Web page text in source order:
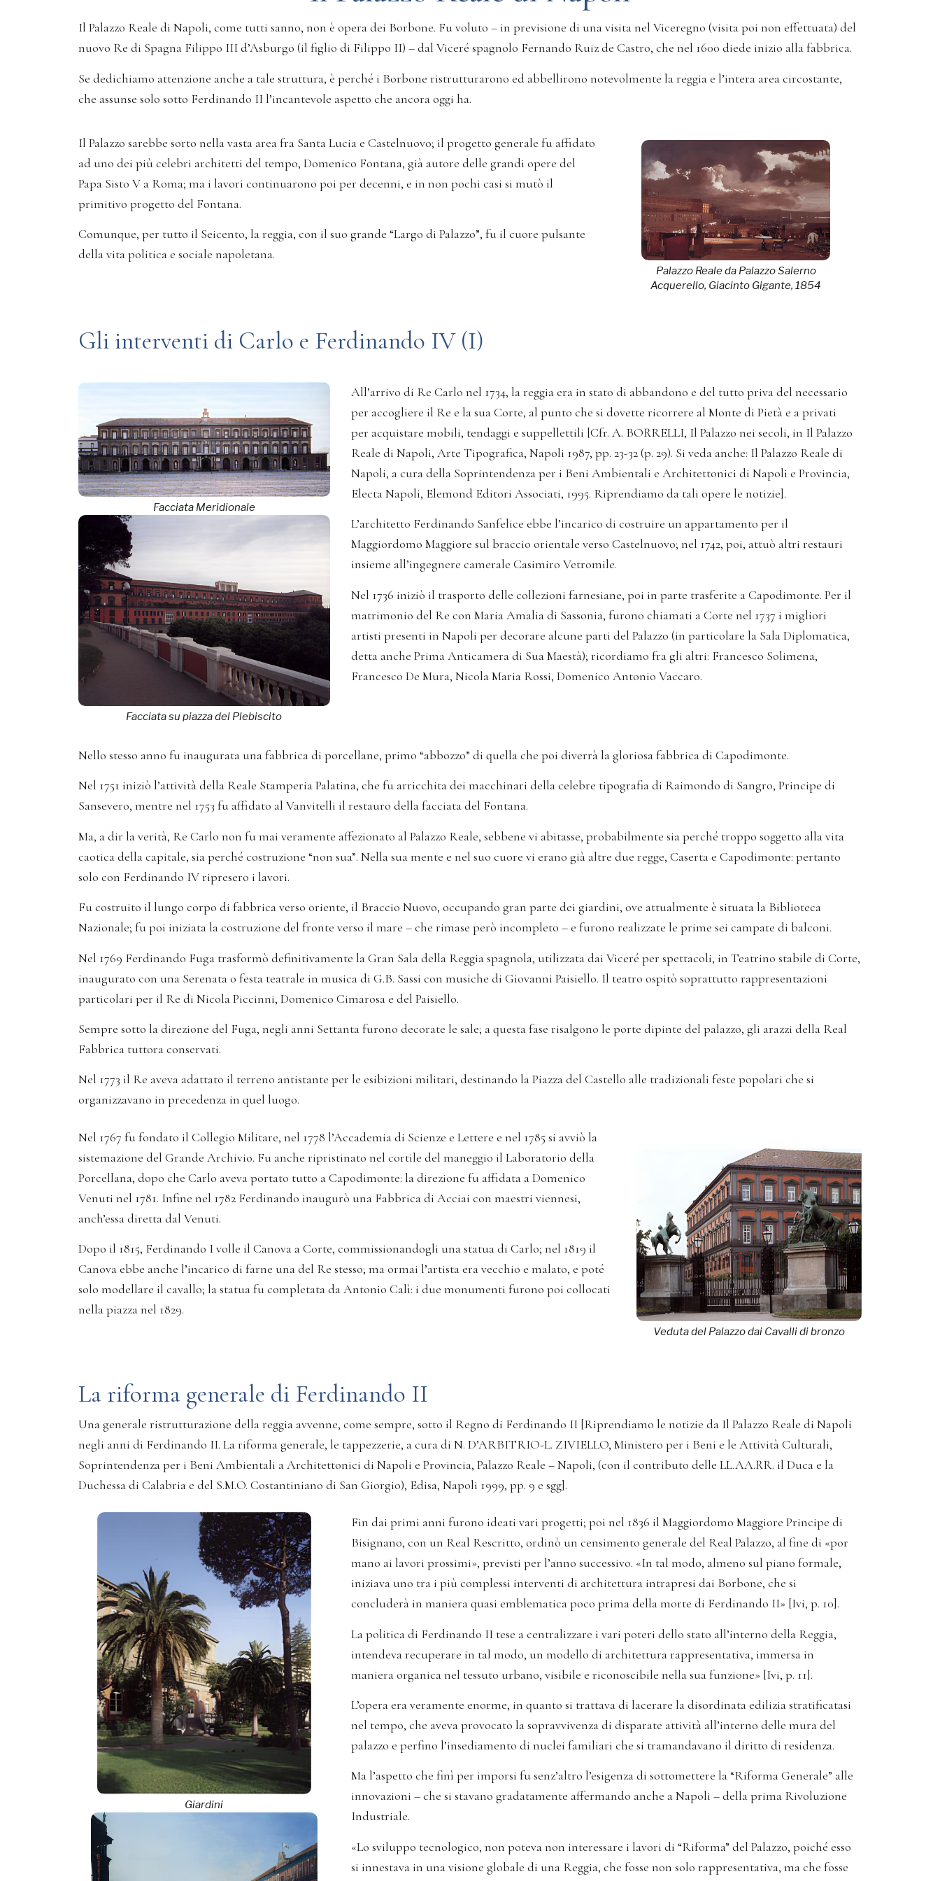
Il Palazzo Reale di Napoli, come tutti sanno, non è opera dei Borbone. Fu voluto – in previsione di una visita nel Viceregno (visita poi non effettuata) del
nuovo Re di Spagna Filippo III d’Asburgo (il figlio di Filippo II) – dal Viceré spagnolo Fernando Ruiz de Castro, che nel 1600 diede inizio alla fabbrica.
Se dedichiamo attenzione anche a tale struttura, è perché i Borbone ristrutturarono ed abbellirono notevolmente la reggia e l’intera area circostante,
che assunse solo sotto Ferdinando II l’incantevole aspetto che ancora oggi ha.
Palazzo Reale da Palazzo Salerno
Acquerello, Giacinto Gigante, 1854
Il Palazzo sarebbe sorto nella vasta area fra Santa Lucia e Castelnuovo; il progetto generale fu affidato
ad uno dei più celebri architetti del tempo, Domenico Fontana, già autore delle grandi opere del
Papa Sisto V a Roma; ma i lavori continuarono poi per decenni, e in non pochi casi si mutò il
primitivo progetto del Fontana.
Comunque, per tutto il Seicento, la reggia, con il suo grande “Largo di Palazzo”, fu il cuore pulsante
della vita politica e sociale napoletana.
Gli interventi di Carlo e Ferdinando IV (I)
Facciata Meridionale
Facciata su piazza del Plebiscito
All’arrivo di Re Carlo nel 1734, la reggia era in stato di abbandono e del tutto priva del necessario
per accogliere il Re e la sua Corte, al punto che si dovette ricorrere al Monte di Pietà e a privati
per acquistare mobili, tendaggi e suppellettili [Cfr. A. BORRELLI, Il Palazzo nei secoli, in Il Palazzo
Reale di Napoli, Arte Tipografica, Napoli 1987, pp. 23-32 (p. 29). Si veda anche: Il Palazzo Reale di
Napoli, a cura della Soprintendenza per i Beni Ambientali e Architettonici di Napoli e Provincia,
Electa Napoli, Elemond Editori Associati, 1995. Riprendiamo da tali opere le notizie].
L’architetto Ferdinando Sanfelice ebbe l’incarico di costruire un appartamento per il
Maggiordomo Maggiore sul braccio orientale verso Castelnuovo; nel 1742, poi, attuò altri restauri
insieme all’ingegnere camerale Casimiro Vetromile.
Nel 1736 iniziò il trasporto delle collezioni farnesiane, poi in parte trasferite a Capodimonte. Per il
matrimonio del Re con Maria Amalia di Sassonia, furono chiamati a Corte nel 1737 i migliori
artisti presenti in Napoli per decorare alcune parti del Palazzo (in particolare la Sala Diplomatica,
detta anche Prima Anticamera di Sua Maestà); ricordiamo fra gli altri: Francesco Solimena,
Francesco De Mura, Nicola Maria Rossi, Domenico Antonio Vaccaro.
Nello stesso anno fu inaugurata una fabbrica di porcellane, primo “abbozzo” di quella che poi diverrà la gloriosa fabbrica di Capodimonte.
Nel 1751 iniziò l’attività della Reale Stamperia Palatina, che fu arricchita dei macchinari della celebre tipografia di Raimondo di Sangro, Principe di
Sansevero, mentre nel 1753 fu affidato al Vanvitelli il restauro della facciata del Fontana.
Ma, a dir la verità, Re Carlo non fu mai veramente affezionato al Palazzo Reale, sebbene vi abitasse, probabilmente sia perché troppo soggetto alla vita
caotica della capitale, sia perché costruzione “non sua”. Nella sua mente e nel suo cuore vi erano già altre due regge, Caserta e Capodimonte: pertanto
solo con Ferdinando IV ripresero i lavori.
Fu costruito il lungo corpo di fabbrica verso oriente, il Braccio Nuovo, occupando gran parte dei giardini, ove attualmente è situata la Biblioteca
Nazionale; fu poi iniziata la costruzione del fronte verso il mare – che rimase però incompleto – e furono realizzate le prime sei campate di balconi.
Nel 1769 Ferdinando Fuga trasformò definitivamente la Gran Sala della Reggia spagnola, utilizzata dai Viceré per spettacoli, in Teatrino stabile di Corte,
inaugurato con una Serenata o festa teatrale in musica di G.B. Sassi con musiche di Giovanni Paisiello. Il teatro ospitò soprattutto rappresentazioni
particolari per il Re di Nicola Piccinni, Domenico Cimarosa e del Paisiello.
Sempre sotto la direzione del Fuga, negli anni Settanta furono decorate le sale; a questa fase risalgono le porte dipinte del palazzo, gli arazzi della Real
Fabbrica tuttora conservati.
Nel 1773 il Re aveva adattato il terreno antistante per le esibizioni militari, destinando la Piazza del Castello alle tradizionali feste popolari che si
organizzavano in precedenza in quel luogo.
Nel 1767 fu fondato il Collegio Militare, nel 1778 l’Accademia di Scienze e Lettere e nel 1785 si avviò la
sistemazione del Grande Archivio. Fu anche ripristinato nel cortile del maneggio il Laboratorio della
Porcellana, dopo che Carlo aveva portato tutto a Capodimonte: la direzione fu affidata a Domenico
Venuti nel 1781. Infine nel 1782 Ferdinando inaugurò una Fabbrica di Acciai con maestri viennesi,
anch’essa diretta dal Venuti.
Dopo il 1815, Ferdinando I volle il Canova a Corte, commissionandogli una statua di Carlo; nel 1819 il
Canova ebbe anche l’incarico di farne una del Re stesso; ma ormai l’artista era vecchio e malato, e poté
solo modellare il cavallo; la statua fu completata da Antonio Calì: i due monumenti furono poi collocati
nella piazza nel 1829.
Veduta del Palazzo dai Cavalli di bronzo
La riforma generale di Ferdinando II
Una generale ristrutturazione della reggia avvenne, come sempre, sotto il Regno di Ferdinando II [Riprendiamo le notizie da Il Palazzo Reale di Napoli
negli anni di Ferdinando II. La riforma generale, le tappezzerie, a cura di N. D’ARBITRIO-L. ZIVIELLO, Ministero per i Beni e le Attività Culturali,
Soprintendenza per i Beni Ambientali a Architettonici di Napoli e Provincia, Palazzo Reale – Napoli, (con il contributo delle LL.AA.RR. il Duca e la
Duchessa di Calabria e del S.M.O. Costantiniano di San Giorgio), Edisa, Napoli 1999, pp. 9 e sgg].
Giardini
Fin dai primi anni furono ideati vari progetti; poi nel 1836 il Maggiordomo Maggiore Principe di
Bisignano, con un Real Rescritto, ordinò un censimento generale del Real Palazzo, al fine di «por
mano ai lavori prossimi», previsti per l’anno successivo. «In tal modo, almeno sul piano formale,
iniziava uno tra i più complessi interventi di architettura intrapresi dai Borbone, che si
concluderà in maniera quasi emblematica poco prima della morte di Ferdinando II» [Ivi, p. 10].
La politica di Ferdinando II tese a centralizzare i vari poteri dello stato all’interno della Reggia,
intendeva recuperare in tal modo, un modello di architettura rappresentativa, immersa in
maniera organica nel tessuto urbano, visibile e riconoscibile nella sua funzione» [Ivi, p. 11].
L’opera era veramente enorme, in quanto si trattava di lacerare la disordinata edilizia stratificatasi
nel tempo, che aveva provocato la sopravvivenza di disparate attività all’interno delle mura del
palazzo e perfino l’insediamento di nuclei familiari che si tramandavano il diritto di residenza.
Ma l’aspetto che finì per imporsi fu senz’altro l’esigenza di sottomettere la “Riforma Generale” alle
innovazioni – che si stavano gradatamente affermando anche a Napoli – della prima Rivoluzione
Industriale.
«Lo sviluppo tecnologico, non poteva non interessare i lavori di “Riforma” del Palazzo, poiché esso
si innestava in una visione globale di una Reggia, che fosse non solo rappresentativa, ma che fosse